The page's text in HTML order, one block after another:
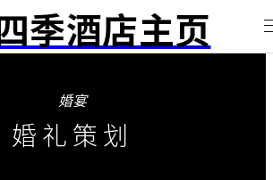
季酒店主页
婚宴
婚礼策划